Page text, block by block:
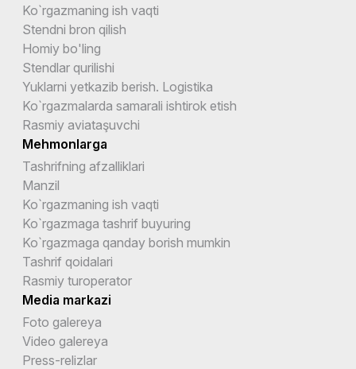
Ko`rgazmaning ish vaqti
Stendni bron qilish
Homiy bo'ling
Stendlar qurilishi
Yuklarni yetkazib berish. Logistika
Ko`rgazmalarda samarali ishtirok etish
Rasmiy aviataşuvchi
Mehmonlarga
Tashrifning afzalliklari
Manzil
Ko`rgazmaning ish vaqti
Ko`rgazmaga tashrif buyuring
Ko`rgazmaga qanday borish mumkin
Tashrif qoidalari
Rasmiy turoperator
Media markazi
Foto galereya
Video galereya
Press-relizlar